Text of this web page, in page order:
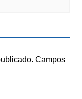
Campos